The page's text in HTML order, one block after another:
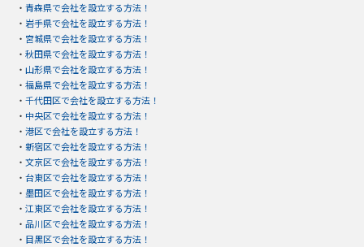
・ 青森県で会社を設立する方法！
・ 岩手県で会社を設立する方法！
・ 宮城県で会社を設立する方法！
・ 秋田県で会社を設立する方法！
・ 山形県で会社を設立する方法！
・ 福島県で会社を設立する方法！
・ 千代田区で会社を設立する方法！
・ 中央区で会社を設立する方法！
・ 港区で会社を設立する方法！
・ 新宿区で会社を設立する方法！
・ 文京区で会社を設立する方法！
・ 台東区で会社を設立する方法！
・ 墨田区で会社を設立する方法！
・ 江東区で会社を設立する方法！
・ 品川区で会社を設立する方法！
・ 目黒区で会社を設立する方法！